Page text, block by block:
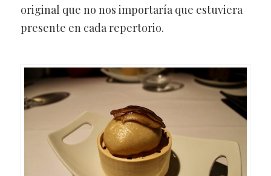
original que no nos importaría que estuviera
presente en cada repertorio.